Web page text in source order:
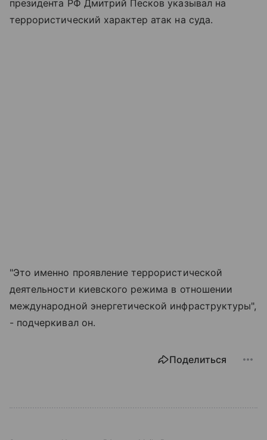
президента РФ Дмитрий Песков указывал на
террористический характер атак на суда.
"Это именно проявление террористической
деятельности киевского режима в отношении
международной энергетической инфраструктуры",
- подчеркивал он.
Поделиться